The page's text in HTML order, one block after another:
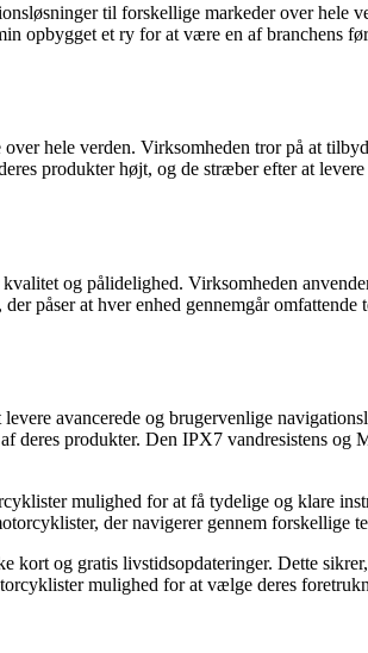
til forskellige markeder over hele
opbygget et ry for at være en af ​​branchens
hele verden. Virksomheden tror på at
produkter højt, og de stræber efter at
og pålidelighed. Virksomheden
påser at hver enhed gennemgår
avancerede og brugervenlige
deres produkter. Den IPX7 vandresistens
mulighed for at få tydelige og klare
der navigerer gennem forskellige
og gratis livstidsopdateringer. Dette
mulighed for at vælge deres